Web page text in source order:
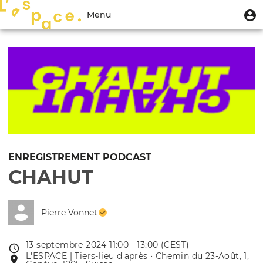
contenu
Menu
du
compte
l'utilisateur
Menu
Toggle
ENREGISTREMENT PODCAST
CHAHUT
Pierre Vonnet
Date
de
13 septembre 2024 11:00 - 13:00 (CEST)
Lieu
L'ESPACE | Tiers-lieu d'après • Chemin du 23-Août, 1,